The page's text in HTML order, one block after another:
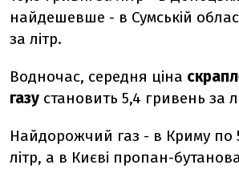
найдешевше - в Сумській
за літр.
Водночас, середня ціна
газу становить 5,4 гривень за
Найдорожчий газ - в Криму по
літр, а в Києві пропан-